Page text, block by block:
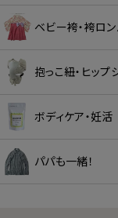
ベビー袴・袴ロ
抱っこ紐・ヒップ
ボディケア・妊活
パパも一緒！
クーポンのご利